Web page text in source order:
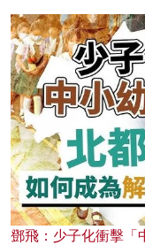
鄧飛：少子化衝擊「